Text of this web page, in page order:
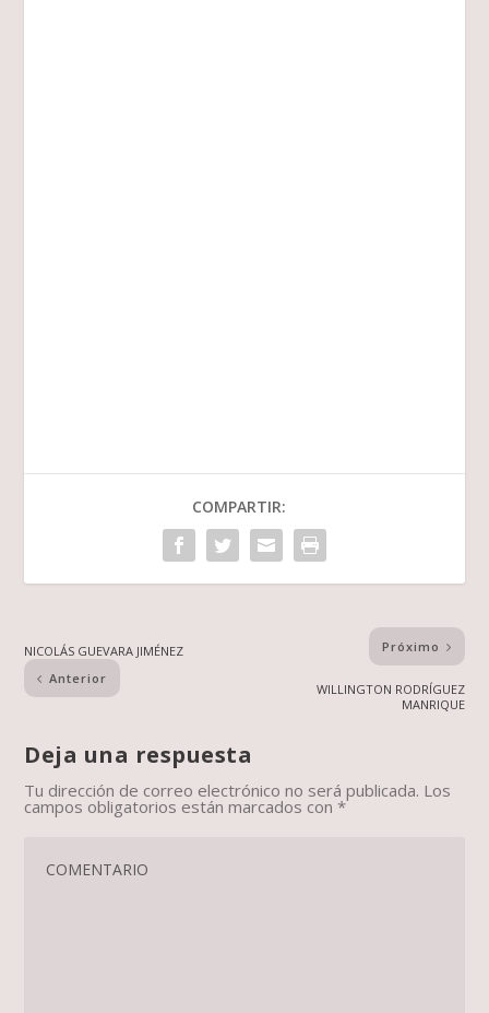
COMPARTIR:
NICOLÁS GUEVARA JIMÉNEZ
Anterior
Próximo
WILLINGTON RODRÍGUEZ
MANRIQUE
Deja una respuesta
Tu dirección de correo electrónico no será publicada. Los
campos obligatorios están marcados con*